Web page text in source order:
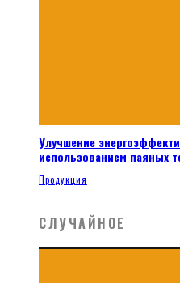
Улучшение
использованием паяных
Продукция
СЛУЧАЙНОЕ